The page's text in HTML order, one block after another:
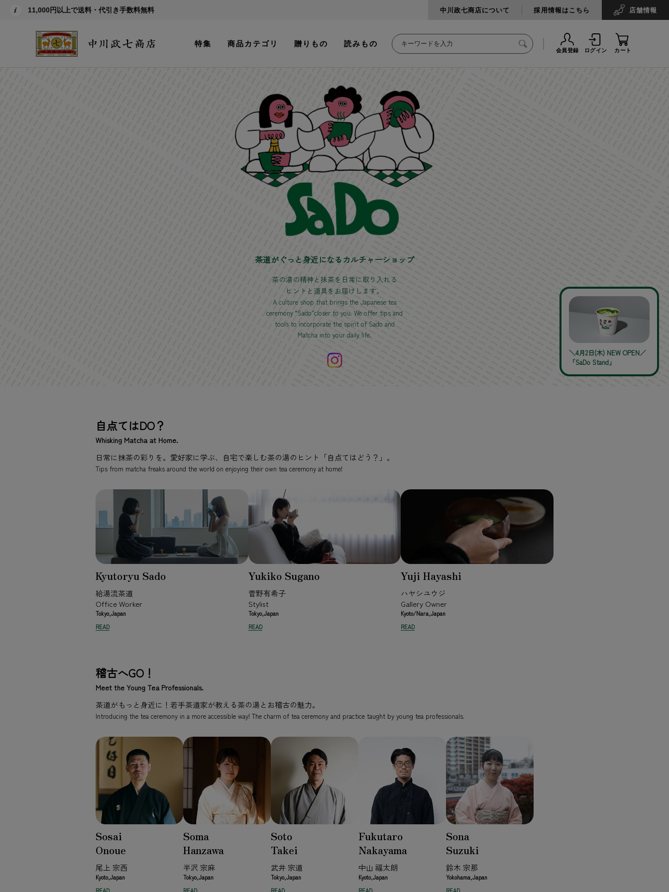
11,000円以上で送料・代引き手数料無料 中川政七商店について 採用情報はこちら 店舗情報
特集 商品カテゴリ 贈りもの 読みもの
会員登録 ログイン カート
茶道がぐっと身近になる カルチャーショップ
茶の湯の精神と抹茶を日常に取り入れる
ヒントと道具をお届けします。
A culture shop that brings the Japanese tea
ceremony “Sado”closer to you. We offer tips and
tools to incorporate the spirit of Sado and
Matcha into your daily life.
＼4月2日(木) NEW OPEN／
「SaDo Stand」
自点てはDO？
Whisking Matcha at Home.
日常に抹茶の彩りを。愛好家に学ぶ、自宅で楽しむ茶の湯のヒント「自点てはどう？」。
Tips from matcha freaks around the world on enjoying their own tea ceremony at home!
Kyutoryu Sado
給湯流茶道
Office Worker
Tokyo,Japan
READ
Yukiko Sugano
菅野有希子
Stylist
Tokyo,Japan
READ
Yuji Hayashi
ハヤシユウジ
Gallery Owner
Kyoto/Nara,Japan
READ
稽古へGO！
Meet the Young Tea Professionals.
茶道がもっと身近に！若手茶道家が教える茶の湯とお稽古の魅力。
Introducing the tea ceremony in a more accessible way! The charm of tea ceremony and practice taught by young tea professionals.
Sosai
Onoue
尾上 宗西
Kyoto,Japan
READ
Soma
Hanzawa
半沢 宗麻
Tokyo,Japan
READ
Soto
Takei
武井 宗道
Tokyo,Japan
READ
Fukutaro
Nakayama
中山 福太朗
Kyoto,Japan
READ
Sona
Suzuki
鈴木 宗那
Yokohama,Japan
READ